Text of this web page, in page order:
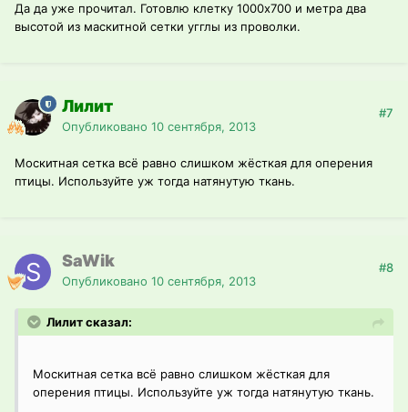
Да да уже прочитал. Готовлю клетку 1000х700 и метра два
высотой из маскитной сетки угглы из проволки.
Лилит
Опубликовано 10 сентября, 2013
#7
Москитная сетка всё равно слишком жёсткая для оперения
птицы. Используйте уж тогда натянутую ткань.
SaWik
Опубликовано 10 сентября, 2013
#8
Лилит сказал:
Москитная сетка всё равно слишком жёсткая для
оперения птицы. Используйте уж тогда натянутую ткань.